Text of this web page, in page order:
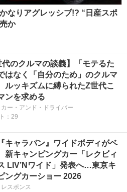
なりアグレッシブ!? “日産スポ
か
代のクルマの談義】「モテるた
はなく「自分のため」のクルマ
ルッキズムに縛られたZ世代こ
ンを求める
ー・アンド・ドライバー
：29
キャラバン』ワイドボディがベ
新キャンピングカー「レクビィ
LIV’Nワイド」発表へ…東京キ
ングカーショー 2026
スポンス